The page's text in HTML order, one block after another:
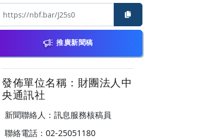
推廣新聞稿
發佈單位名稱：財團法人中
央通訊社
新聞聯絡人：訊息服務核稿員
聯絡電話：02-25051180